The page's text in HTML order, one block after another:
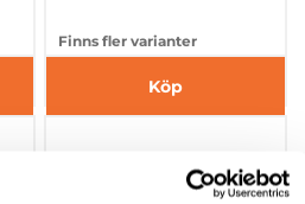
Finns fler varianter
Köp